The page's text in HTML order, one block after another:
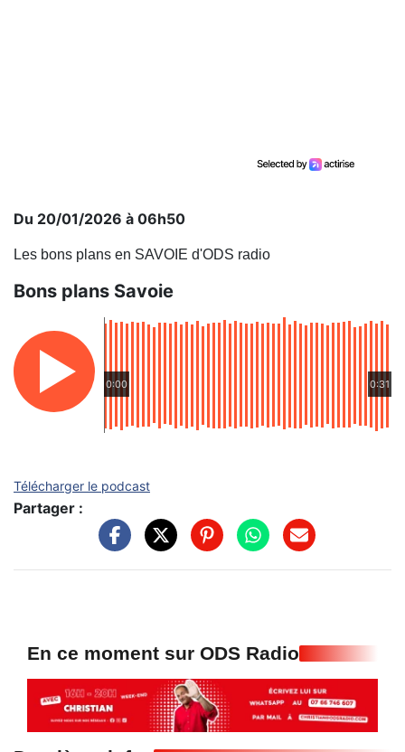
Du 20/01/2026 à 06h50
Les bons plans en SAVOIE d'ODS radio
Bons plans Savoie
0:00 0:31
Télécharger le podcast
Partager :
En ce moment sur ODS Radio